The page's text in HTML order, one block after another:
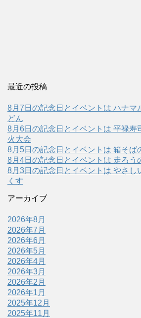
最近の投稿
8月7日の記念日とイベントは ハナマ
どん
8月6日の記念日とイベントは 平禄寿
火大会
8月5日の記念日とイベントは 箱そば
8月4日の記念日とイベントは 走ろう
8月3日の記念日とイベントは やさし
くす
アーカイブ
2026年8月
2026年7月
2026年6月
2026年5月
2026年4月
2026年3月
2026年2月
2026年1月
2025年12月
2025年11月